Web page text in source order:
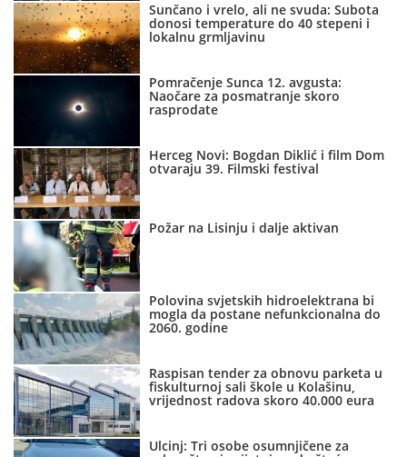
Sunčano i vrelo, ali ne svuda: Subota
donosi temperature do 40 stepeni i
lokalnu grmljavinu
Pomračenje Sunca 12. avgusta:
Naočare za posmatranje skoro
rasprodate
Herceg Novi: Bogdan Diklić i film Dom
otvaraju 39. Filmski festival
Požar na Lisinju i dalje aktivan
Polovina svjetskih hidroelektrana bi
mogla da postane nefunkcionalna do
2060. godine
Raspisan tender za obnovu parketa u
fiskulturnoj sali škole u Kolašinu,
vrijednost radova skoro 40.000 eura
Ulcinj: Tri osobe osumnjičene za